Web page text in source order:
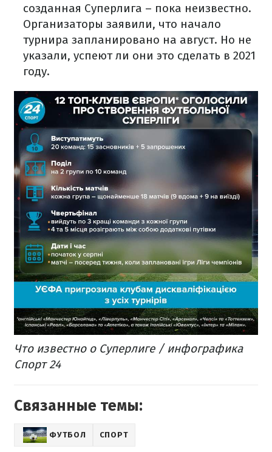
созданная Суперлига – пока неизвестно.
Организаторы заявили, что начало
турнира запланировано на август. Но не
указали, успеют ли они это сделать в 2021
году.
Что известно о Суперлиге / инфографика
Спорт 24
Связанные темы:
ФУТБОЛ СПОРТ